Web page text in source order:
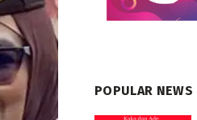
POPULAR NEWS